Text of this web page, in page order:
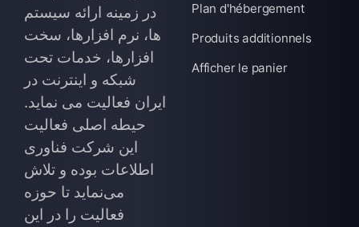
در زمینه ارائه سیستم
ها، نرم افزارها، سخت
افزارها، خدمات تحت
شبکه و اینترنت در
ایران فعالیت می نماید.
حیطه اصلی فعالیت
این شرکت فناوری
اطلاعات بوده و تلاش
می‌نماید تا حوزه
فعالیت را در این
Plan d'hébergement
Produits additionnels
Afficher le panier